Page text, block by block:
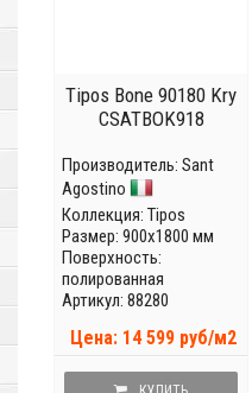
Tipos Bone 90180 Kry
CSATBOK918
Производитель: Sant
Agostino
Коллекция: Tipos
Размер: 900x1800 мм
Поверхность:
полированная
Артикул: 88280
Цена: 14 599 руб/м2